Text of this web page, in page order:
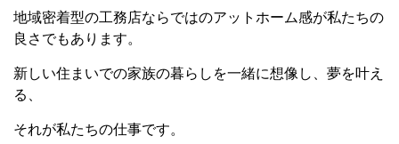
地域密着型の工務店ならではのアットホーム感が私たちの
良さでもあります。
新しい住まいでの家族の暮らしを一緒に想像し、夢を叶え
る、
それが私たちの仕事です。